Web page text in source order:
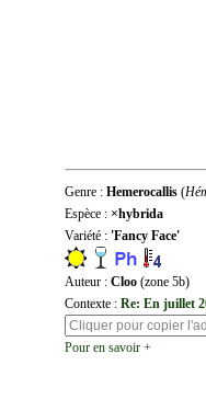
Genre : Hemerocallis (
Espèce : ×hybrida
Variété : 'Fancy Face'
Auteur : Cloo (zone 5b)
Contexte : Re: En juillet
Pour en savoir +